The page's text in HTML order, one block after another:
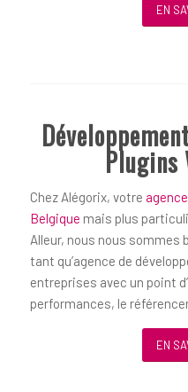
EN
Plugins
Chez Alégorix, votre
Belgique mais plus
Alleur, nous nous
tant qu’agence de
entreprises avec un point
performances, le
EN